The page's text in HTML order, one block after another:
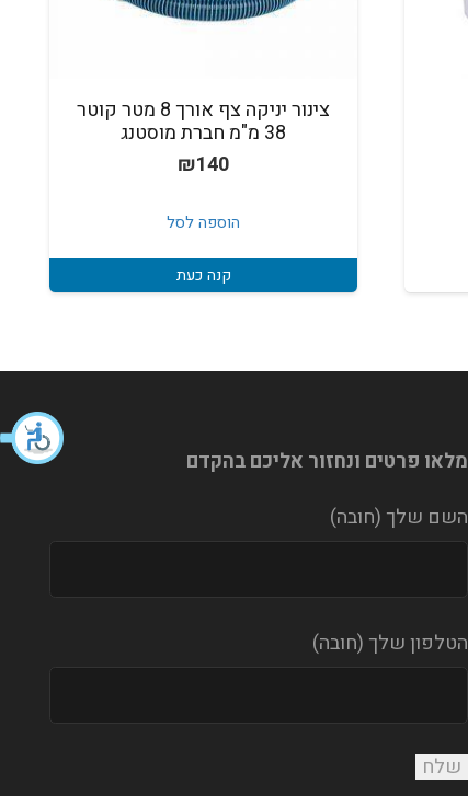
צינור יניקה צף אורך 8 מטר קוטר
38 מ"מ חברת מוסטנג
₪140
הוספה לסל
קנה כעת
מלאו פרטים ונחזור אליכם בהקדם
השם שלך (חובה)
הטלפון שלך (חובה)